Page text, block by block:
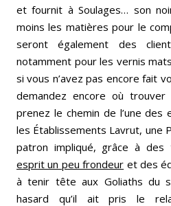
et fournit à Soulages… son
moins les matières pour le
seront également des
notamment pour les vernis
si vous n’avez pas encore fait
demandez encore où
prenez le chemin de l’une des
les Établissements Lavrut, une
patron impliqué, grâce à des
esprit un peu frondeur et des
à tenir tête aux Goliaths du
hasard qu’il ait pris le